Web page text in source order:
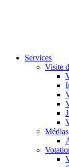
Services
Visite
Médias